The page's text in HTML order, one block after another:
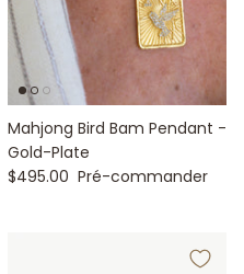
Mahjong Bird Bam Pendant -
Gold-Plate
$495.00 Pré-commander